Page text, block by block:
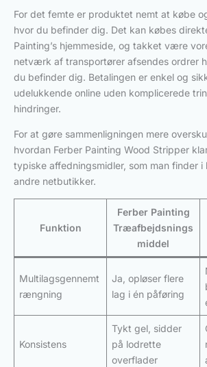
For det femte er produktet nemt at købe
hvor du befinder dig. Det kan købes
Painting’s hjemmeside, og takket være
netværk af transportører afsendes ordrer
du befinder dig. Betalingen er enkel og
udelukkende online uden komplicerede
hindringer.
For at gøre sammenligningen mere
hvordan Ferber Painting Wood Stripper
typiske affedningsmidler, som man finder
andre netbutikker.
Funktion
Ferber Painting
Træafbejdsnings
middel
Multilagsgennemt
rængning
Ja, opløser flere
lag i én påføring
Konsistens
Tykt gel, sidder
på lodrette
overflader